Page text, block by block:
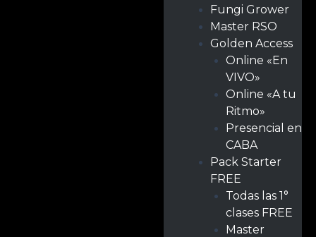
Fungi Grower
Master RSO
Golden Access
Online «En
VIVO»
Online «A tu
Ritmo»
Presencial en
CABA
Pack Starter
FREE
Todas las 1°
clases FREE
Master